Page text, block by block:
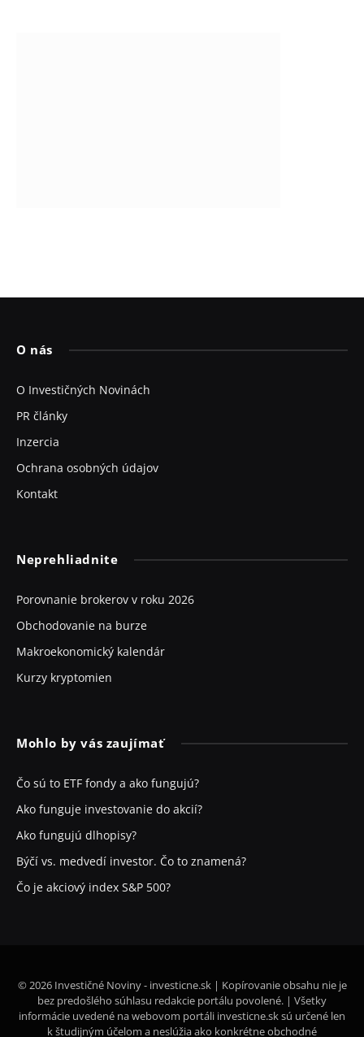
O nás
O Investičných Novinách
PR články
Inzercia
Ochrana osobných údajov
Kontakt
Neprehliadnite
Porovnanie brokerov v roku 2026
Obchodovanie na burze
Makroekonomický kalendár
Kurzy kryptomien
Mohlo by vás zaujímať
Čo sú to ETF fondy a ako fungujú?
Ako funguje investovanie do akcií?
Ako fungujú dlhopisy?
Býčí vs. medvedí investor. Čo to znamená?
Čo je akciový index S&P 500?
© 2026 Investičné Noviny - investicne.sk | Kopírovanie obsahu nie je
bez predošlého súhlasu redakcie portálu povolené. | Všetky
informácie uvedené na webovom portáli investicne.sk sú určené len
k študijným účelom a neslúžia ako konkrétne obchodné